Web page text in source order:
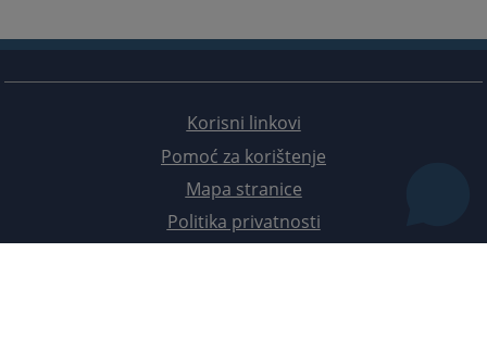
Korisni linkovi
Pomoć za korištenje
Mapa stranice
Politika privatnosti